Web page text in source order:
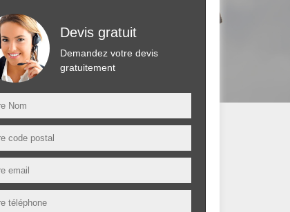
Devis gratuit
Demandez votre devis
gratuitement